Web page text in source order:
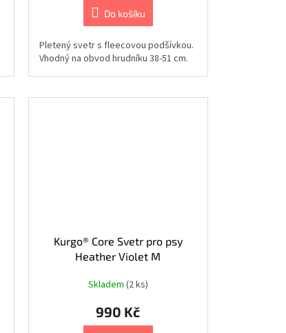
Do košíku
Pletený svetr s fleecovou podšívkou.
Vhodný na obvod hrudníku 38-51 cm.
Kurgo® Core Svetr pro psy
Heather Violet M
Skladem (2 ks)
990 Kč